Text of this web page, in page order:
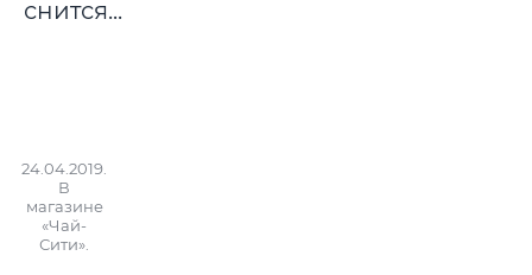
снится...
24.04.2019.
В
магазине
«Чай-
Сити».